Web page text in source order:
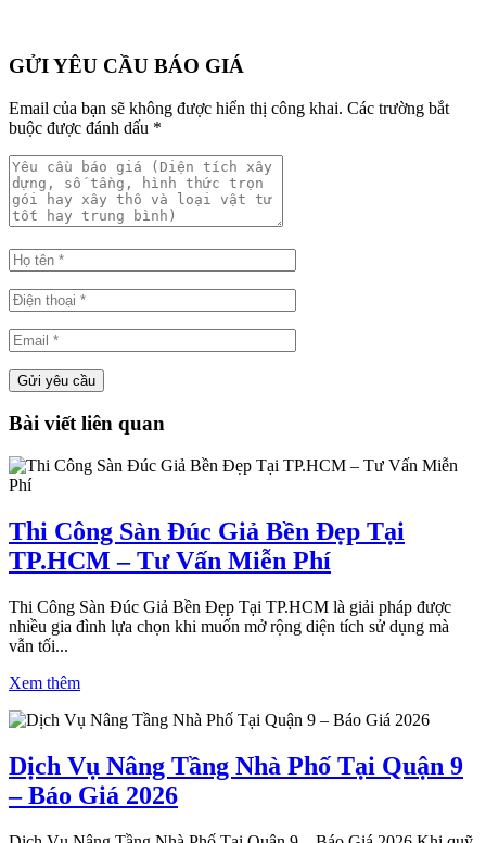
GỬI YÊU CẦU BÁO GIÁ
Email của bạn sẽ không được hiển thị công khai. Các trường bắt
buộc được đánh dấu *
Bài viết liên quan
Thi Công Sàn Đúc Giả Bền Đẹp Tại
TP.HCM – Tư Vấn Miễn Phí
Thi Công Sàn Đúc Giả Bền Đẹp Tại TP.HCM là giải pháp được
nhiều gia đình lựa chọn khi muốn mở rộng diện tích sử dụng mà
vẫn tối...
Xem thêm
Dịch Vụ Nâng Tầng Nhà Phố Tại Quận 9
– Báo Giá 2026